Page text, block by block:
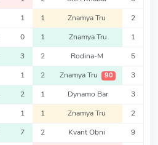
1 1 Znamya Tru 2
0 1 Znamya Tru 1
3 2 Rodina-M 5
1 2 Znamya Tru 90 3
2 1 Dynamo Bar 3
1 1 Znamya Tru 2
7 2 Kvant Obni 9